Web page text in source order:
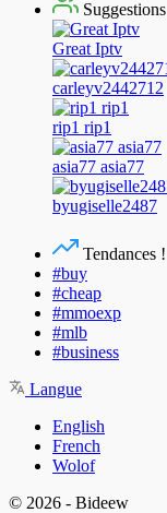
Suggestions
Great Iptv
carleyv2442712
rip1 rip1
asia77 asia77
byugiselle2487
Tendances !
#buy
#cheap
#mmoexp
#mlb
#business
Langue
English
French
Wolof
© 2026 - Bideew